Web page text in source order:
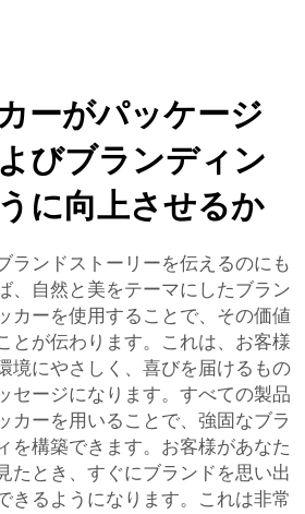
ーがパッケージ
びブランディン
に向上させるか
ランドストーリーを伝えるのにも
、自然と美をテーマにしたブラン
カーを使用することで、その価値
とが伝わります。これは、お客様
境にやさしく、喜びを届けるもの
セージになります。すべての製品
カーを用いることで、強固なブラ
を構築できます。お客様があなた
たとき、すぐにブランドを思い出
きるようになります。これは非常